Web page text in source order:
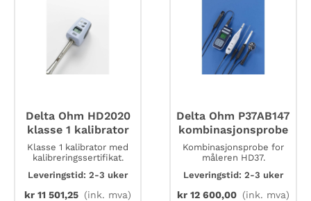
Delta Ohm HD2020
klasse 1 kalibrator
Klasse 1 kalibrator med
kalibreringssertifikat.
Leveringstid: 2-3 uker
kr 11 501,25 (ink. mva)
Delta Ohm P37AB147
kombinasjonsprobe
Kombinasjonsprobe for
måleren HD37.
Leveringstid: 2-3 uker
kr 12 600,00 (ink. mva)